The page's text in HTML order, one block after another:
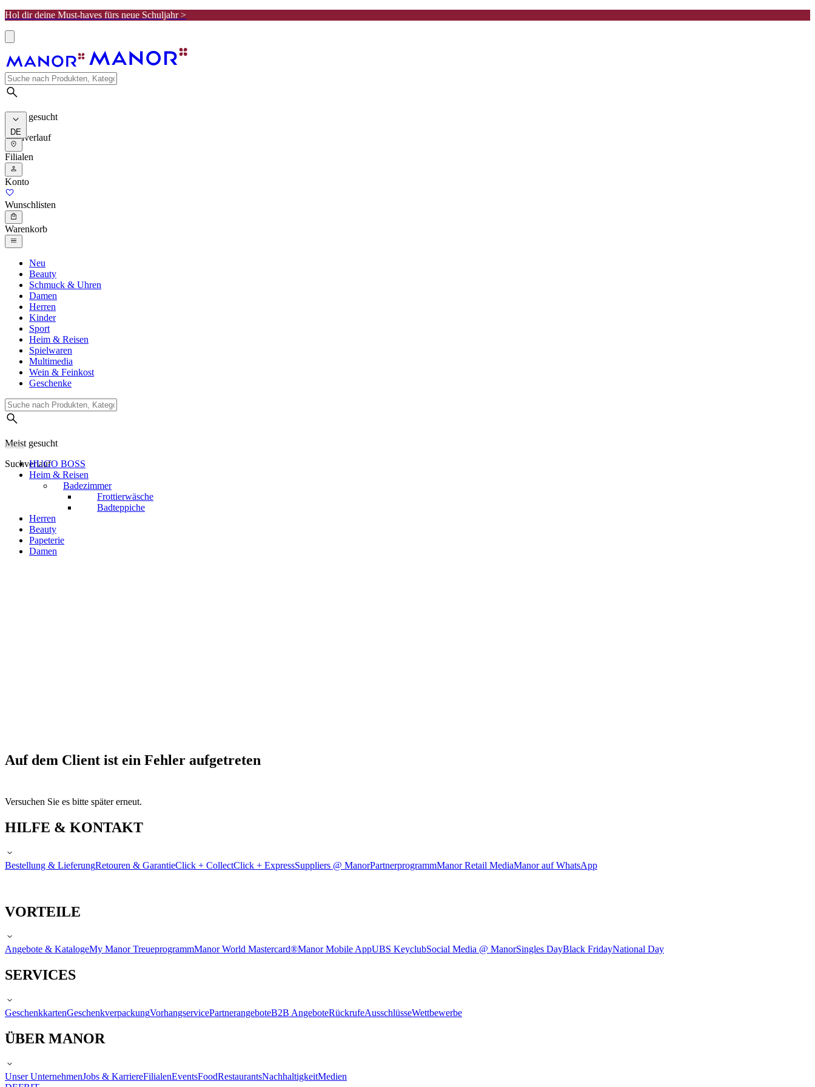
Hol dir deine Must-haves fürs neue Schuljahr >
Meist gesucht
Suchverlauf
DE
Filialen
Konto
Wunschlisten
Warenkorb
Neu
Beauty
Schmuck & Uhren
Damen
Herren
Kinder
Sport
Heim & Reisen
Spielwaren
Multimedia
Wein & Feinkost
Geschenke
Meist gesucht
SuchverlaufHUGO BOSS
Heim & Reisen
Badezimmer
Frottierwäsche
Badteppiche
Herren
Beauty
Papeterie
Damen
Auf dem Client ist ein Fehler aufgetreten
Versuchen Sie es bitte später erneut.
HILFE & KONTAKT
Bestellung & LieferungRetouren & GarantieClick + CollectClick + ExpressSuppliers @ ManorPartnerprogrammManor Retail MediaManor auf WhatsApp
VORTEILE
Angebote & KatalogeMy Manor TreueprogrammManor World Mastercard®Manor Mobile AppUBS KeyclubSocial Media @ ManorSingles DayBlack FridayNational Day
SERVICES
GeschenkkartenGeschenkverpackungVorhangservicePartnerangeboteB2B AngeboteRückrufeAusschlüsseWettbewerbe
ÜBER MANOR
Unser UnternehmenJobs & KarriereFilialenEventsFoodRestaurantsNachhaltigkeitMedien